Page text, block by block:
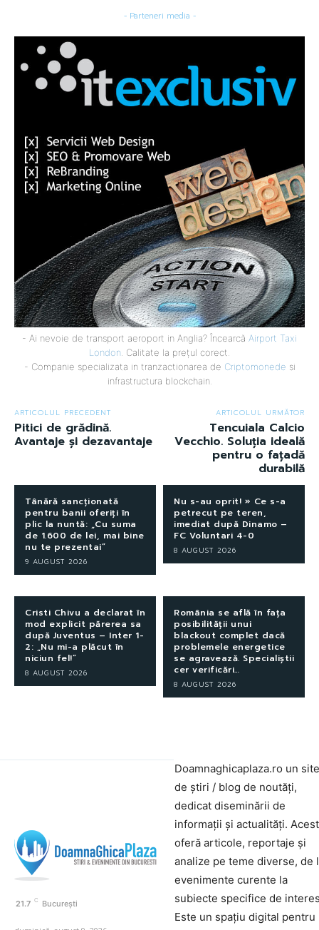
- Parteneri media -
- Ai nevoie de transport aeroport in Anglia? Încearcă Airport Taxi
London. Calitate la prețul corect.
- Companie specializata in tranzactionarea de Criptomonede si
infrastructura blockchain.
ARTICOLUL PRECEDENT
Pitici de grădină.
Avantaje și dezavantaje
ARTICOLUL URMĂTOR
Tencuiala Calcio
Vecchio. Soluția ideală
pentru o fațadă
durabilă
Tânără sancționată
pentru banii oferiți în
plic la nuntă: „Cu suma
de 1.600 de lei, mai bine
nu te prezentai”
9 AUGUST 2026
Nu s-au oprit! » Ce s-a
petrecut pe teren,
imediat după Dinamo –
FC Voluntari 4-0
8 AUGUST 2026
Cristi Chivu a declarat în
mod explicit părerea sa
după Juventus – Inter 1-
2: „Nu mi-a plăcut în
niciun fel!”
8 AUGUST 2026
România se află în fața
posibilității unui
blackout complet dacă
problemele energetice
se agravează. Specialiștii
cer verificări…
8 AUGUST 2026
21.7 C București
Doamnaghicaplaza.ro un site
de știri / blog de noutăți,
dedicat diseminării de
informații și actualități.
oferă articole, reportaje și
analize pe teme diverse, de
evenimente curente la
subiecte specifice de
Este un spațiu digital pentru